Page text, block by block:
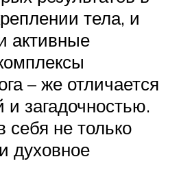
тела, и
активные
– же отличается
и загадочностью.
себя не только
духовное